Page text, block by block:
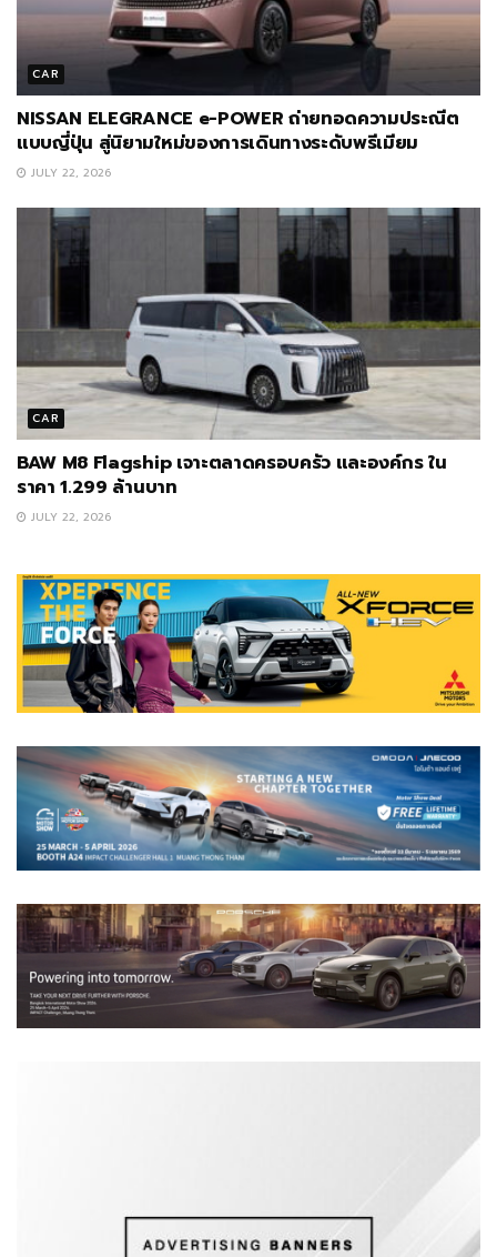
CAR
NISSAN ELEGRANCE e-POWER ถ่ายทอดความประณีต
แบบญี่ปุ่น สู่นิยามใหม่ของการเดินทางระดับพรีเมียม
JULY 22, 2026
CAR
BAW M8 Flagship เจาะตลาดครอบครัว และองค์กร ใน
ราคา 1.299 ล้านบาท
JULY 22, 2026